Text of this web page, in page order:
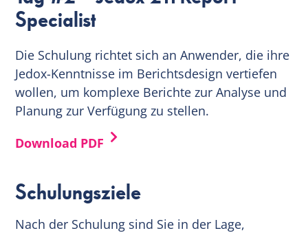
Specialist
Die Schulung richtet sich an Anwender, die ihre
Jedox-Kenntnisse im Berichtsdesign vertiefen
wollen, um komplexe Berichte zur Analyse und
Planung zur Verfügung zu stellen.
Download PDF
Schulungsziele
Nach der Schulung sind Sie in der Lage,